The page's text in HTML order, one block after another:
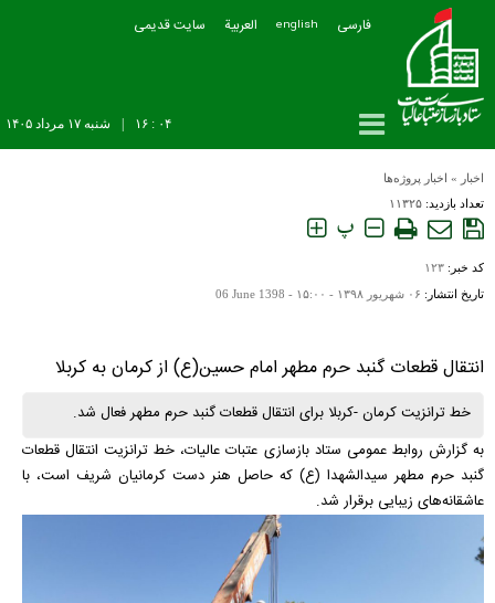
فارسی english العربیة سایت قدیمی
شنبه ۱۷ مرداد ۱۴۰۵ ۰۴ : ۱۶
اخبار » اخبار پروژه‌ها
تعداد بازدید: ۱۱۳۲۵
پ
کد خبر: ۱۲۳
تاریخ انتشار: ۰۶ شهريور ۱۳۹۸ - ۱۵:۰۰ - 06 June 1398
انتقال قطعات گنبد حرم مطهر امام حسین(ع) از کرمان به کربلا
خط ترانزیت کرمان -کربلا برای انتقال قطعات گنبد حرم مطهر فعال شد.
به گزارش روابط عمومی ستاد بازسازی عتبات عالیات، خط ترانزیت انتقال قطعات
گنبد حرم مطهر سیدالشهدا (ع) که حاصل هنر دست کرمانیان شریف است، با
عاشقانه‌های زیبایی برقرار شد.